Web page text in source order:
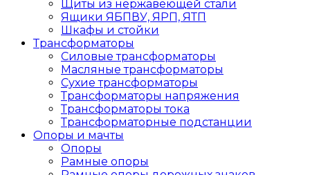
Щиты из нержавеющей стали
Ящики ЯБПВУ, ЯРП, ЯТП
Шкафы и стойки
Трансформаторы
Силовые трансформаторы
Масляные трансформаторы
Сухие трансформаторы
Трансформаторы напряжения
Трансформаторы тока
Трансформаторные подстанции
Опоры и мачты
Опоры
Рамные опоры